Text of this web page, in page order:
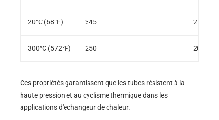
20°C (68°F) 345 275
300°C (572°F) 250 200
Ces propriétés garantissent que les tubes résistent à la
haute pression et au cyclisme thermique dans les
applications d'échangeur de chaleur.